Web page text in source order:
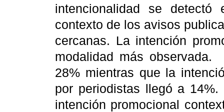
intencionalidad se
contexto de los avisos
cercanas. La intención
modalidad más observada.
28% mientras que la
por periodistas llegó a
intención promocional